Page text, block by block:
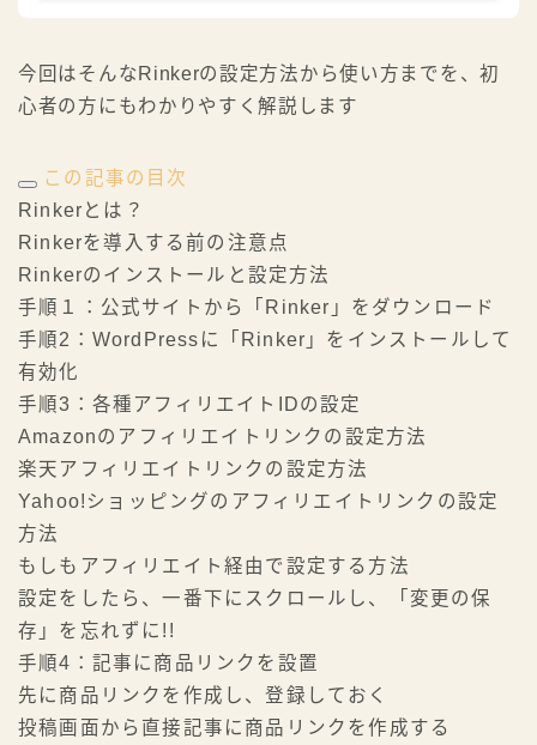
今回はそんなRinkerの設定方法から使い方までを、初
心者の方にもわかりやすく解説します
この記事の目次
Rinkerとは？
Rinkerを導入する前の注意点
Rinkerのインストールと設定方法
手順１：公式サイトから「Rinker」をダウンロード
手順2：WordPressに「Rinker」をインストールして
有効化
手順3：各種アフィリエイトIDの設定
Amazonのアフィリエイトリンクの設定方法
楽天アフィリエイトリンクの設定方法
Yahoo!ショッピングのアフィリエイトリンクの設定
方法
もしもアフィリエイト経由で設定する方法
設定をしたら、一番下にスクロールし、「変更の保
存」を忘れずに!!
手順4：記事に商品リンクを設置
先に商品リンクを作成し、登録しておく
投稿画面から直接記事に商品リンクを作成する